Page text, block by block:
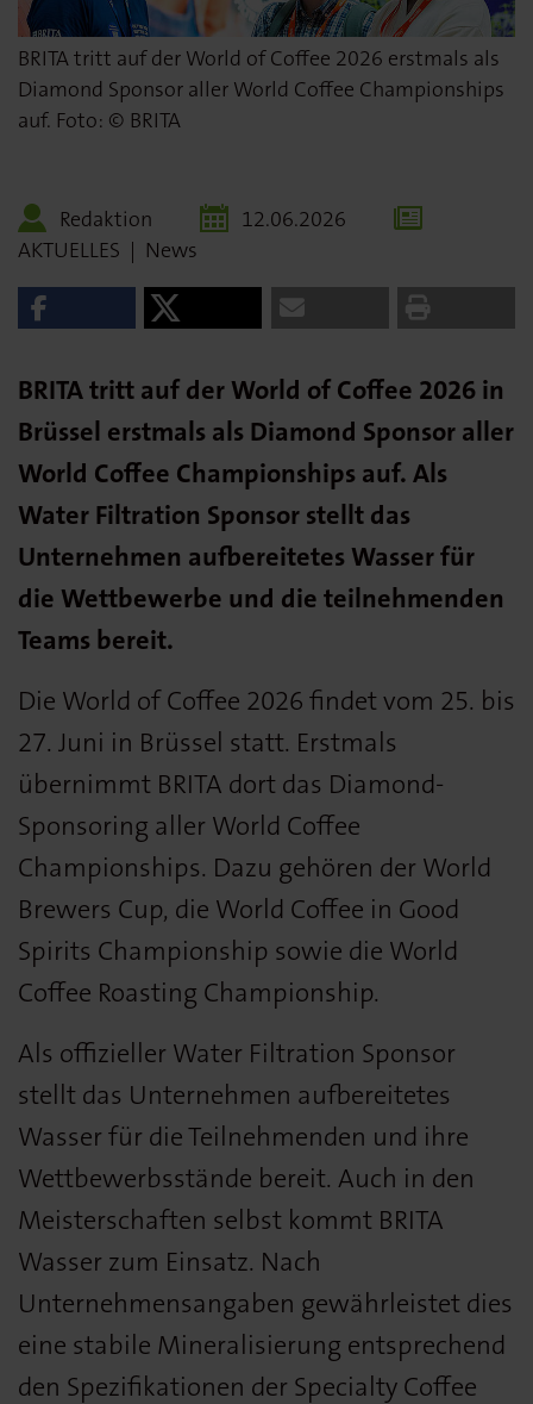
BRITA tritt auf der World of Coffee 2026 erstmals als
Diamond Sponsor aller World Coffee Championships
auf. Foto: © BRITA
Redaktion
12.06.2026
AKTUELLES | News
BRITA tritt auf der World of Coffee 2026 in
Brüssel erstmals als Diamond Sponsor aller
World Coffee Championships auf. Als
Water Filtration Sponsor stellt das
Unternehmen aufbereitetes Wasser für
die Wettbewerbe und die teilnehmenden
Teams bereit.
Die World of Coffee 2026 findet vom 25. bis
27. Juni in Brüssel statt. Erstmals
übernimmt BRITA dort das Diamond-
Sponsoring aller World Coffee
Championships. Dazu gehören der World
Brewers Cup, die World Coffee in Good
Spirits Championship sowie die World
Coffee Roasting Championship.
Als offizieller Water Filtration Sponsor
stellt das Unternehmen aufbereitetes
Wasser für die Teilnehmenden und ihre
Wettbewerbsstände bereit. Auch in den
Meisterschaften selbst kommt BRITA
Wasser zum Einsatz. Nach
Unternehmensangaben gewährleistet dies
eine stabile Mineralisierung entsprechend
den Spezifikationen der Specialty Coffee